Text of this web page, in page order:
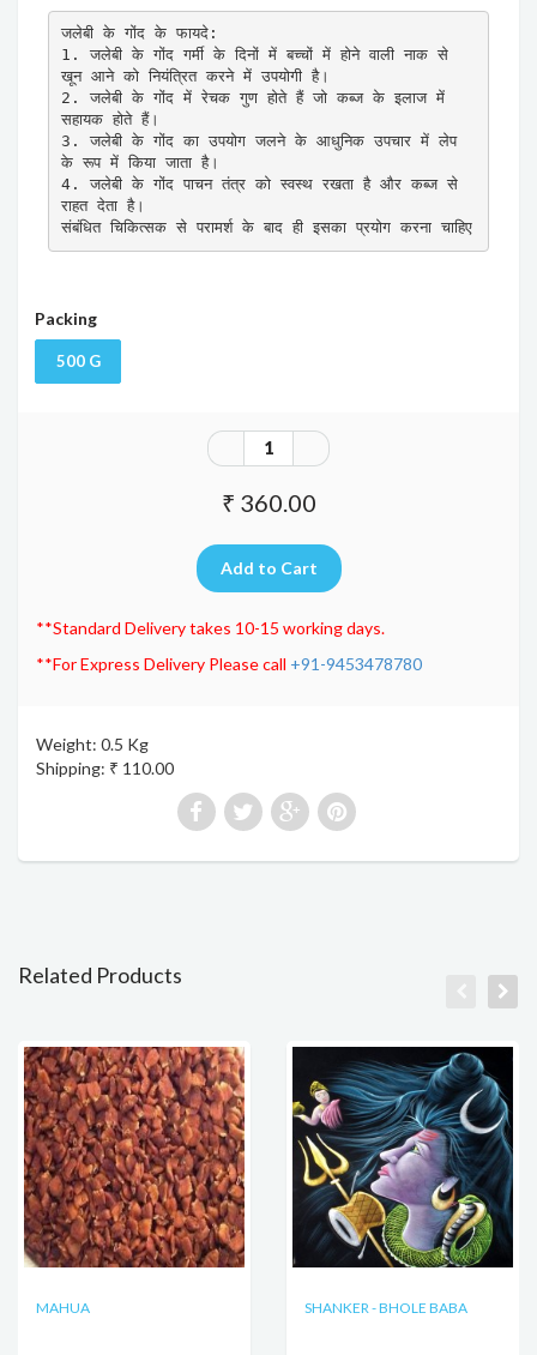
जलेबी के गोंद के फायदे:
1. जलेबी के गोंद गर्मी के दिनों में बच्चों में होने वाली नाक से
खून आने को नियंत्रित करने में उपयोगी है।
2. जलेबी के गोंद में रेचक गुण होते हैं जो कब्ज के इलाज में
सहायक होते हैं।
3. जलेबी के गोंद का उपयोग जलने के आधुनिक उपचार में लेप
के रूप में किया जाता है।
4. जलेबी के गोंद पाचन तंत्र को स्वस्थ रखता है और कब्ज से
राहत देता है।
संबंधित चिकित्सक से परामर्श के बाद ही इसका प्रयोग करना चाहिए
Packing
500 G
₹ 360.00
**Standard Delivery takes 10-15 working days.
**For Express Delivery Please call +91-9453478780
Weight: 0.5 Kg
Shipping: ₹ 110.00
Related Products
MAHUA SHANKER - BHOLE BABA